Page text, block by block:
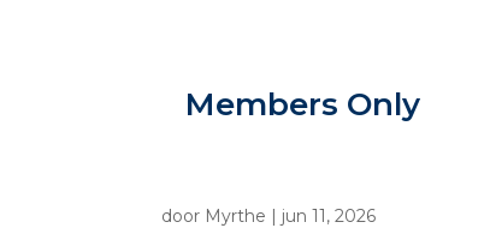
Members Only
door Myrthe | jun 11, 2026